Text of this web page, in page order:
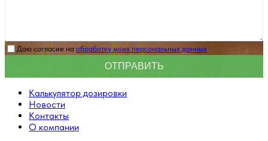
Даю согласие на обработку моих персональных данных
Калькулятор дозировки
Новости
Контакты
О компании